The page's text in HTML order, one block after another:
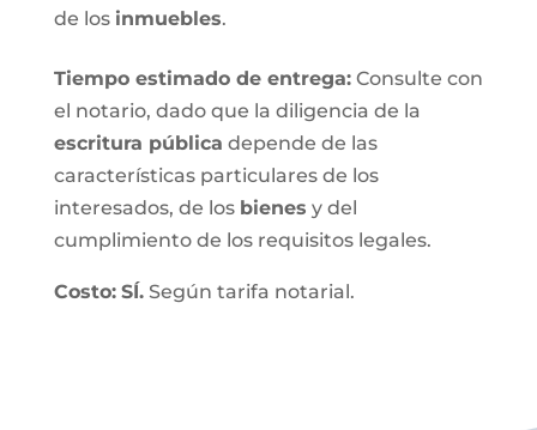
de los inmuebles.
Tiempo estimado de entrega:Consulte con
el notario, dado que la diligencia de la
escritura pública depende de las
características particulares de los
interesados, de los bienes y del
cumplimiento de los requisitos legales.
Costo: SÍ.Según tarifa notarial.